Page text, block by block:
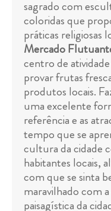
sagrado com
coloridas que
práticas religiosas
Mercado
centro de
provar frutas
produtos locais.
uma excelente
referência e as
tempo que se
cultura da cidade
habitantes locais,
com que se sinta
maravilhado com
paisagística da